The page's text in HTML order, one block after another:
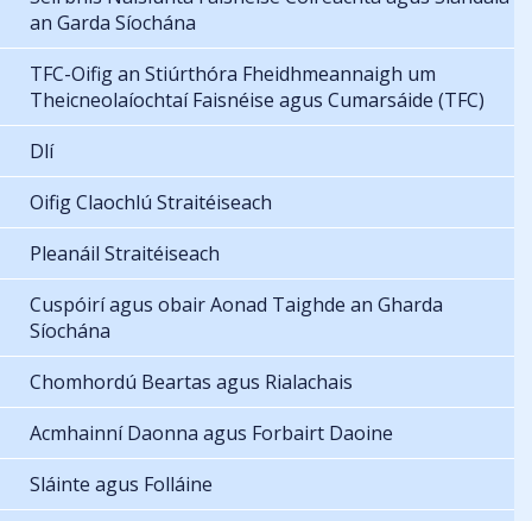
an Garda Síochána
TFC-Oifig an Stiúrthóra Fheidhmeannaigh um
Theicneolaíochtaí Faisnéise agus Cumarsáide (TFC)
Dlí
Oifig Claochlú Straitéiseach
Pleanáil Straitéiseach
Cuspóirí agus obair Aonad Taighde an Gharda
Síochána
Chomhordú Beartas agus Rialachais
Acmhainní Daonna agus Forbairt Daoine
Sláinte agus Folláine